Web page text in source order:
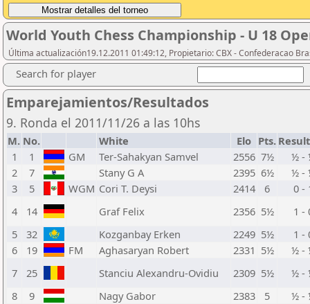
World Youth Chess Championship - U 18
Última actualización19.12.2011 01:49:12, Propietario: CBX - Confederacao
Search for player
Emparejamientos/Resultados
9. Ronda el 2011/11/26 a las 10hs
M. No. White Elo Pts.
1
1 GM Ter-Sahakyan Samvel 2556 7½
½ -
2
7 Stany G A 2395 6½
½ -
3
5 WGM Cori T. Deysi 2414 6
0 -
4
14 Graf Felix 2356 5½
1 -
5
32 Kozganbay Erken 2249 5½
1 -
6
19 FM Aghasaryan Robert 2331 5½
½ -
7
25 Stanciu Alexandru-Ovidiu 2309 5½
½ -
8
9 Nagy Gabor 2383 5
½ -